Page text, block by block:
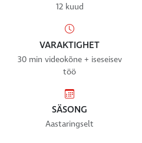
12 kuud
VARAKTIGHET
30 min videokõne + iseseisev
töö
SÄSONG
Aastaringselt